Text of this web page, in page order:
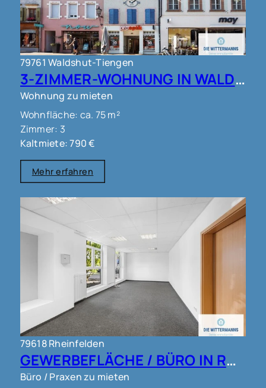
79761 Waldshut-Tiengen
3-ZIMMER-WOHNUNG IN WALDSHUT !!!
Wohnung zu mieten
Wohnfläche: ca. 75 m²
Zimmer: 3
Kaltmiete: 790 €
Mehr erfahren
79618 Rheinfelden
GEWERBEFLÄCHE / BÜRO IN RHEINFELDEN !!!
Büro / Praxen zu mieten